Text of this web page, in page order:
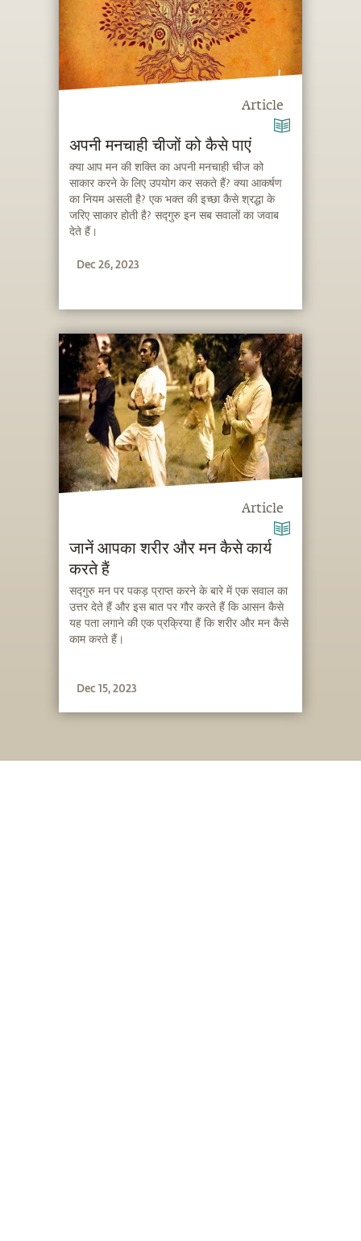
Article
अपनी मनचाही चीजों को कैसे पाएं
क्या आप मन की शक्ति का अपनी मनचाही चीज को
साकार करने के लिए उपयोग कर सकते हैं? क्या आकर्षण
का नियम असली है? एक भक्त की इच्छा कैसे श्रद्धा के
जरिए साकार होती है? सद्गुरु इन सब सवालों का जवाब
देते हैं।
Dec 26, 2023
Article
जानें आपका शरीर और मन कैसे कार्य
करते हैं
सद्गुरु मन पर पकड़ प्राप्त करने के बारे में एक सवाल का
उत्तर देते हैं और इस बात पर गौर करते हैं कि आसन कैसे
यह पता लगाने की एक प्रक्रिया हैं कि शरीर और मन कैसे
काम करते हैं।
Dec 15, 2023